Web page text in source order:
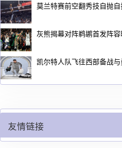
莫兰特赛前空翻秀技自抛
灰熊揭幕对阵鹈鹕首发阵
凯尔特人队飞往西部备战
友情链接